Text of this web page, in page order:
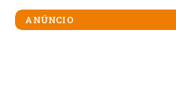
ANÚNCIO